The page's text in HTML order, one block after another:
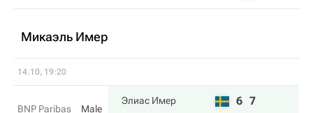
Микаэль Имер
14.10, 19:20
BNP Paribas
Male
Элиас Имер 6 7